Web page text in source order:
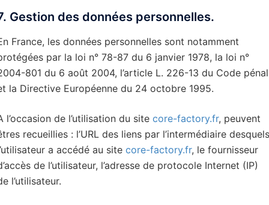
Gestion des données personnelles.
France, les données personnelles sont notamment
par la loi n° 78-87 du 6 janvier 1978, la loi n°
801 du 6 août 2004, l’article L. 226-13 du Code pénal
la Directive Européenne du 24 octobre 1995.
l’occasion de l’utilisation du site core-factory.fr, peuvent
recueillies : l’URL des liens par l’intermédiaire desquels
a accédé au site core-factory.fr, le fournisseur
de l’utilisateur, l’adresse de protocole Internet (IP)
l’utilisateur.